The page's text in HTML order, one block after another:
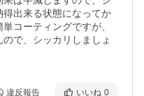
出来る状態になってか
コーティングですが、
で、シッカリしましょ
違反報告 いいね 0